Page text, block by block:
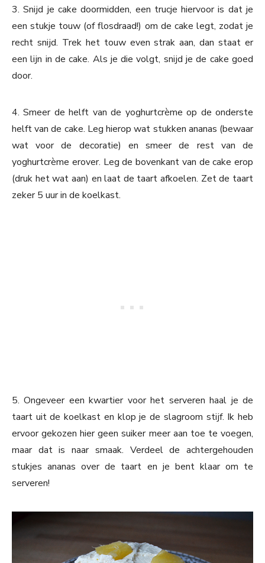
3. Snijd je cake doormidden, een trucje hiervoor is dat je
een stukje touw (of flosdraad!) om de cake legt, zodat je
recht snijd. Trek het touw even strak aan, dan staat er
een lijn in de cake. Als je die volgt, snijd je de cake goed
door.
4. Smeer de helft van de yoghurtcrème op de onderste
helft van de cake. Leg hierop wat stukken ananas (bewaar
wat voor de decoratie) en smeer de rest van de
yoghurtcrème erover. Leg de bovenkant van de cake erop
(druk het wat aan) en laat de taart afkoelen. Zet de taart
zeker 5 uur in de koelkast.
5. Ongeveer een kwartier voor het serveren haal je de
taart uit de koelkast en klop je de slagroom stijf. Ik heb
ervoor gekozen hier geen suiker meer aan toe te voegen,
maar dat is naar smaak. Verdeel de achtergehouden
stukjes ananas over de taart en je bent klaar om te
serveren!